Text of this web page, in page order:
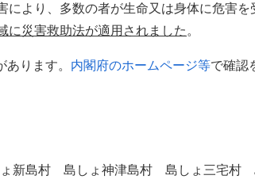
より、多数の者が生命又は身体に危害を
に災害救助法が適用されました。
ります。 内閣府のホームページ等で確認
新島村 島しょ神津島村 島しょ三宅村